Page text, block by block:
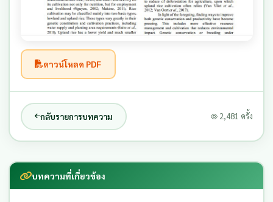
ดาวน์โหลด PDF
กลับรายการบทความ 2,481 ครั้ง
บทความที่เกี่ยวข้อง